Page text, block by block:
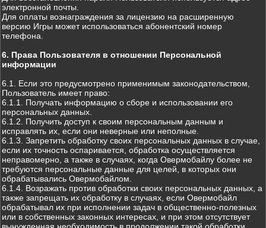
электронной почты.
Для оплаты вознаграждения за лицензию на расширенную
версию Игры может использоваться абонентский номер
телефона.
6. Права Пользователя в отношении Персональной
информации
6.1. Если это предусмотрено применимым законодательством,
Пользователь имеет право:
6.1.1. Получать информацию о сборе и использовании его
персональных данных.
6.1.2. Получить доступ к своим персональным данным и
исправлять их, если они неверные или неполные.
6.1.3. Запретить обработку своих персональных данных в случае,
если их точность оспаривается, обработка осуществляется
неправомерно, а также в случаях, когда Овермобайлу более не
требуются персональные данные для целей, в которых они
обрабатывались Овермобайлом.
6.1.4. Возражать против обработки своих персональных данных, а
также запрещать их обработку в случаях, если Овермобайл
обрабатывал их при исполнении задач в общественно-полезных
или в собственных законных интересах, и при этом отсутствует